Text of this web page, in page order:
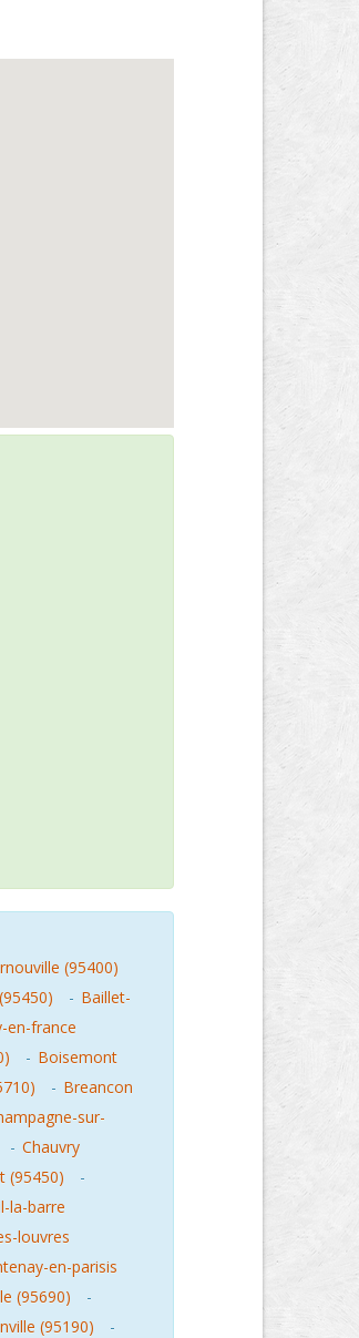
(95400)
- Baillet-
en-france
- Boisemont
- Breancon
sur-
- Chauvry
(95450)
-
la-barre
louvres
en-parisis
(95690)
-
(95190) -